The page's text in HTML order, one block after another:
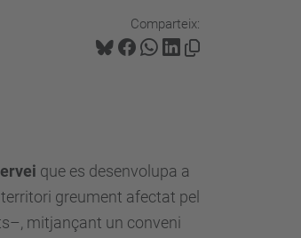
Comparteix:
que es desenvolupa a
greument afectat pel
mitjançant un conveni